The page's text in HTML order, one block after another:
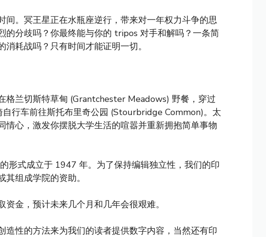
间。冥王星正在水瓶座逆行，带来对一年权力斗争的思
的分歧吗？你最终能与你的 tripos 对手和解吗？一条简
耗战吗？只有时间才能证明一切。
格兰切斯特草甸 (Grantchester Meadows) 野餐，穿过
自行车前往斯托布里奇公园 (Stourbridge Common)。太
情心，激发你摆脱大学生活的喧嚣并重新拥抱简单事物
形式成立于 1947 年。为了保持编辑独立性，我们的印
组成学院的资助。
金，预计未来几个月和几年会很艰难。
造性的方法来为我们的读者提供数字内容，当然还有印